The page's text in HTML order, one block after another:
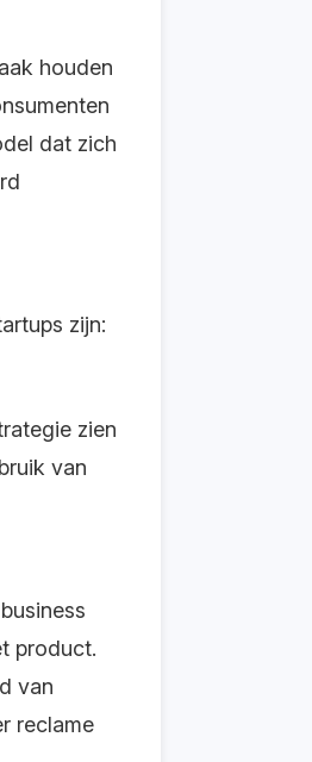
houden
dat zich
zijn:
zien
van
product.
van
reclame